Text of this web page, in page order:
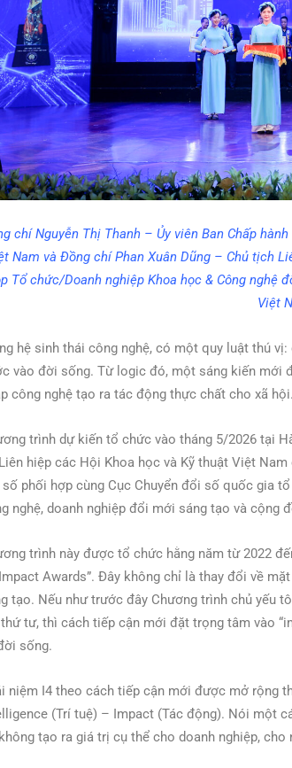
chí Nguyễn Thị Thanh – Ủy viên Ban Chấp
Nam và Đồng chí Phan Xuân Dũng – Chủ tịch
Tổ chức/Doanh nghiệp Khoa học & Công nghệ
Việt
hệ sinh thái công nghệ, có một quy luật thú
vào đời sống. Từ logic đó, một sáng kiến mới
công nghệ tạo ra tác động thực chất cho xã hội.
trình dự kiến tổ chức vào tháng 5/2026 tại
hiệp các Hội Khoa học và Kỹ thuật Việt
phối hợp cùng Cục Chuyển đổi số quốc gia
nghệ, doanh nghiệp đổi mới sáng tạo và cộng
trình này được tổ chức hằng năm từ 2022
Awards”. Đây không chỉ là thay đổi về
tạo. Nếu như trước đây Chương trình chủ yếu
thứ tư, thì cách tiếp cận mới đặt trọng tâm vào
sống.
niệm I4 theo cách tiếp cận mới được mở rộng
(Trí tuệ) – Impact (Tác động). Nói một
tạo ra giá trị cụ thể cho doanh nghiệp,